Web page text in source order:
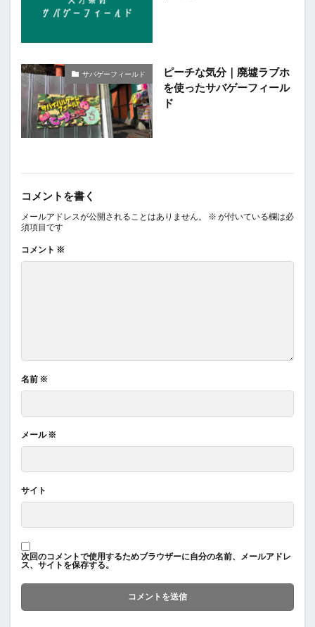
サバゲーフィールド
ピーチな気分｜廃墟ラブホ
を使ったサバゲーフィール
ド
コメントを書く
メールアドレスが公開されることはありません。 ※ が付いている欄は必
須項目です
コメント ※
名前 ※
メール※
サイト
次回のコメントで使用するためブラウザーに自分の名前、メールアドレ
ス、サイトを保存する。